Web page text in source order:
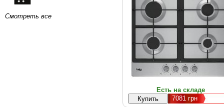
Смотреть все
Есть на складе
7081 грн